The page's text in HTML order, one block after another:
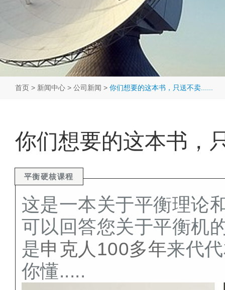
首页> 新闻中心> 公司新闻 > 你们想要的这本书，只送不卖......
你们想要的这本书，
平衡硬核课程
这是一本关于平衡理论
可以回答您关于平衡机
是申克人100多年来代
你懂.....